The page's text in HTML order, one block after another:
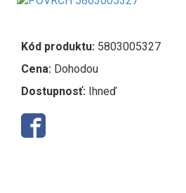
Kód produktu: 5803005327
Cena: Dohodou
Dostupnosť: Ihneď